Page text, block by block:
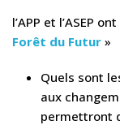
l’APP et l’ASEP
Forêt du Futur »
Quels sont
aux
permettront